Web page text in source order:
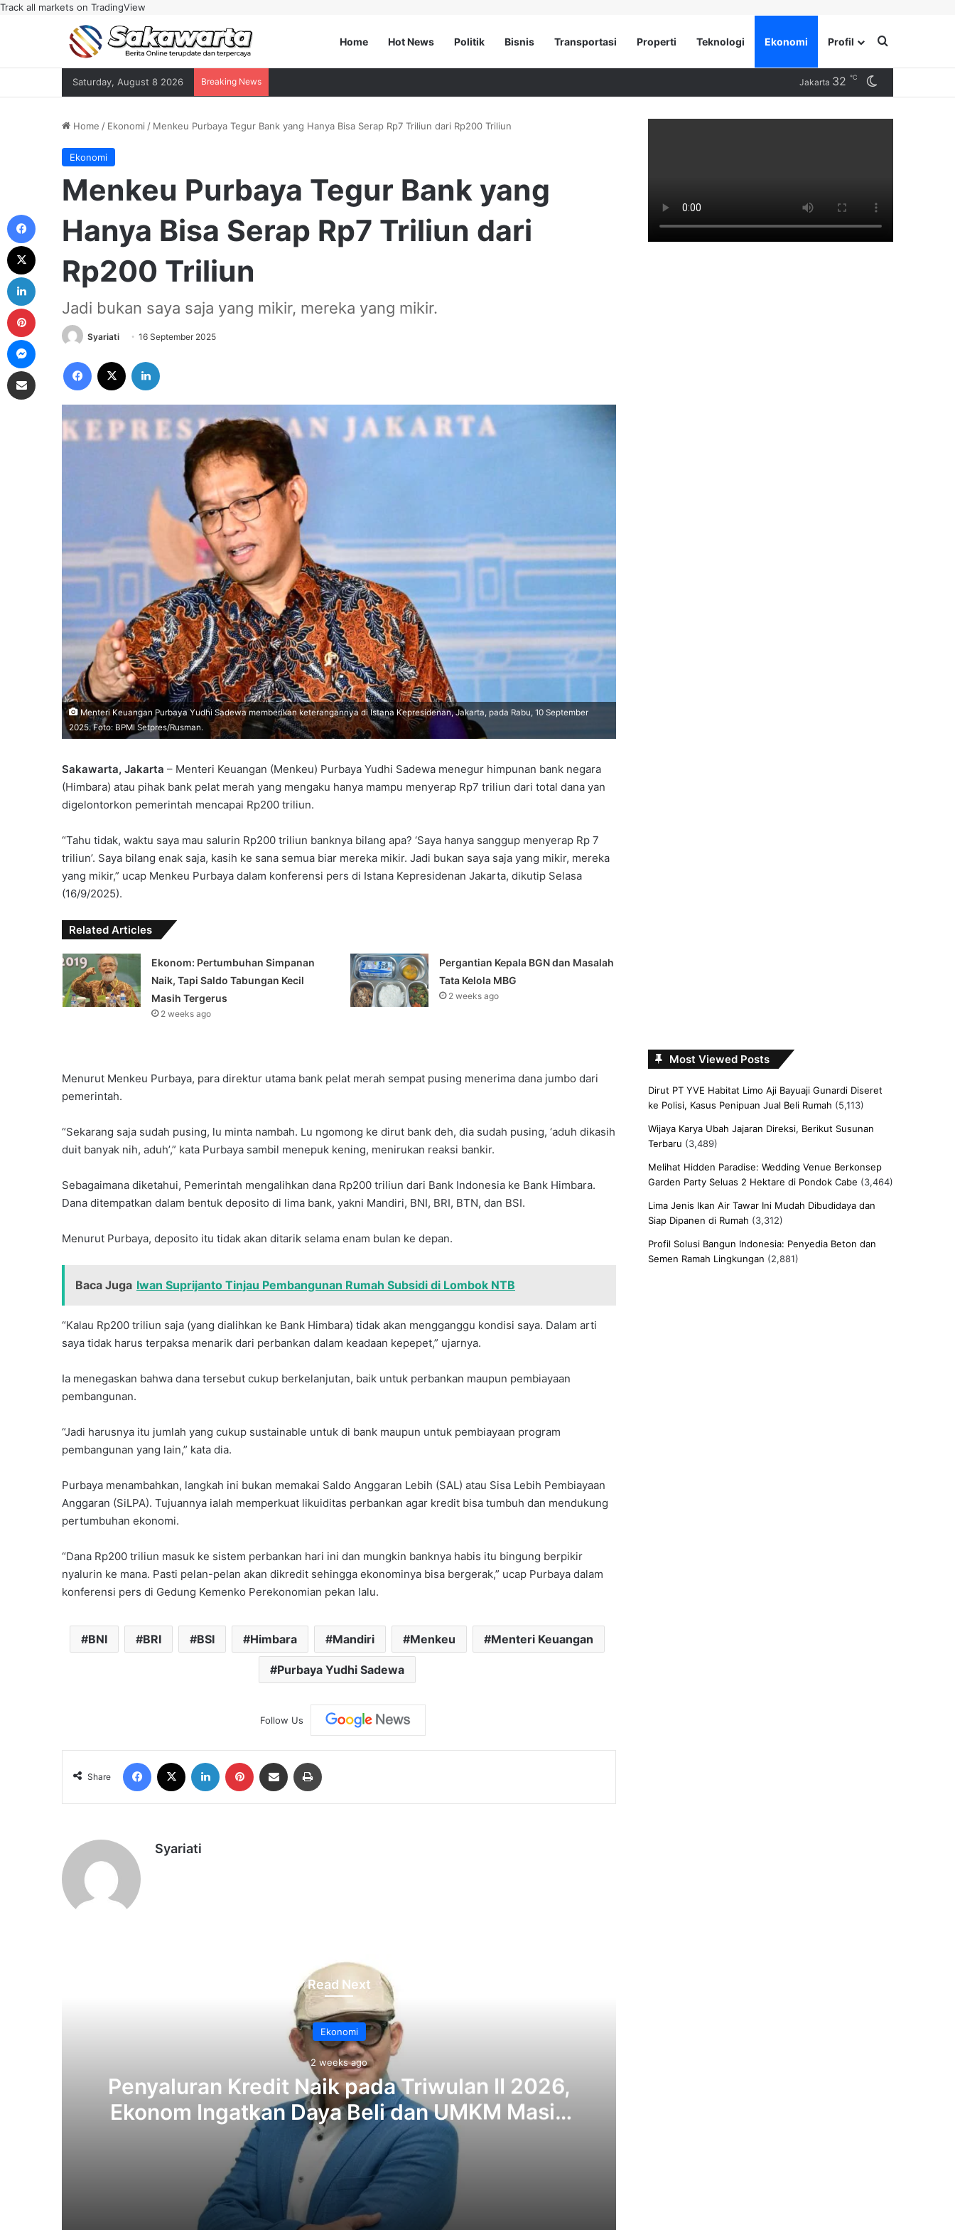
Track all markets on TradingView
Home Hot News Politik Bisnis Transportasi Properti Teknologi Ekonomi Profil Search for
Saturday, August 8 2026 Breaking News Jakarta 32 ℃
Home / Ekonomi / Menkeu Purbaya Tegur Bank yang Hanya Bisa Serap Rp7 Triliun dari Rp200 Triliun
Ekonomi
Menkeu Purbaya Tegur Bank yang
Hanya Bisa Serap Rp7 Triliun dari
Rp200 Triliun
Jadi bukan saya saja yang mikir, mereka yang mikir.
Syariati 16 September 2025
Facebook
Menteri Keuangan Purbaya Yudhi Sadewa memberikan keterangannya di Istana Kepresidenan, Jakarta, pada Rabu, 10 September
2025. Foto: BPMI Setpres/Rusman.
Sakawarta, Jakarta – Menteri Keuangan (Menkeu) Purbaya Yudhi Sadewa menegur himpunan bank negara
(Himbara) atau pihak bank pelat merah yang mengaku hanya mampu menyerap Rp7 triliun dari total dana yan
digelontorkon pemerintah mencapai Rp200 triliun.
“Tahu tidak, waktu saya mau salurin Rp200 triliun banknya bilang apa? ‘Saya hanya sanggup menyerap Rp 7
triliun’. Saya bilang enak saja, kasih ke sana semua biar mereka mikir. Jadi bukan saya saja yang mikir, mereka
yang mikir,” ucap Menkeu Purbaya dalam konferensi pers di Istana Kepresidenan Jakarta, dikutip Selasa
(16/9/2025).
Related Articles
Ekonom: Pertumbuhan Simpanan
Naik, Tapi Saldo Tabungan Kecil
Masih Tergerus
2 weeks ago
Pergantian Kepala BGN dan Masalah
Tata Kelola MBG
2 weeks ago
Menurut Menkeu Purbaya, para direktur utama bank pelat merah sempat pusing menerima dana jumbo dari
pemerintah.
“Sekarang saja sudah pusing, lu minta nambah. Lu ngomong ke dirut bank deh, dia sudah pusing, ‘aduh dikasih
duit banyak nih, aduh’,” kata Purbaya sambil menepuk kening, menirukan reaksi bankir.
Sebagaimana diketahui, Pemerintah mengalihkan dana Rp200 triliun dari Bank Indonesia ke Bank Himbara.
Dana ditempatkan dalam bentuk deposito di lima bank, yakni Mandiri, BNI, BRI, BTN, dan BSI.
Menurut Purbaya, deposito itu tidak akan ditarik selama enam bulan ke depan.
Baca Juga Iwan Suprijanto Tinjau Pembangunan Rumah Subsidi di Lombok NTB
“Kalau Rp200 triliun saja (yang dialihkan ke Bank Himbara) tidak akan mengganggu kondisi saya. Dalam arti
saya tidak harus terpaksa menarik dari perbankan dalam keadaan kepepet,” ujarnya.
Ia menegaskan bahwa dana tersebut cukup berkelanjutan, baik untuk perbankan maupun pembiayaan
pembangunan.
“Jadi harusnya itu jumlah yang cukup sustainable untuk di bank maupun untuk pembiayaan program
pembangunan yang lain,” kata dia.
Purbaya menambahkan, langkah ini bukan memakai Saldo Anggaran Lebih (SAL) atau Sisa Lebih Pembiayaan
Anggaran (SiLPA). Tujuannya ialah memperkuat likuiditas perbankan agar kredit bisa tumbuh dan mendukung
pertumbuhan ekonomi.
“Dana Rp200 triliun masuk ke sistem perbankan hari ini dan mungkin banknya habis itu bingung berpikir
nyalurin ke mana. Pasti pelan-pelan akan dikredit sehingga ekonominya bisa bergerak,” ucap Purbaya dalam
konferensi pers di Gedung Kemenko Perekonomian pekan lalu.
BNI BRI BSI Himbara Mandiri Menkeu Menteri Keuangan
Purbaya Yudhi Sadewa
Follow Us
Share
Facebook LinkedIn Pinterest Share via Email
Syariati
Read Next
Ekonomi
2 weeks ago
‎Penyaluran Kredit Naik pada Triwulan II 2026,
Ekonom Ingatkan Daya Beli dan UMKM Masih
Lemah‎‎
Most Viewed Posts
Dirut PT YVE Habitat Limo Aji Bayuaji Gunardi Diseret
ke Polisi, Kasus Penipuan Jual Beli Rumah (5,113)
Wijaya Karya Ubah Jajaran Direksi, Berikut Susunan
Terbaru (3,489)
Melihat Hidden Paradise: Wedding Venue Berkonsep
Garden Party Seluas 2 Hektare di Pondok Cabe (3,464)
Lima Jenis Ikan Air Tawar Ini Mudah Dibudidaya dan
Siap Dipanen di Rumah (3,312)
Profil Solusi Bangun Indonesia: Penyedia Beton dan
Semen Ramah Lingkungan (2,881)
LinkedIn
Pinterest
Messenger